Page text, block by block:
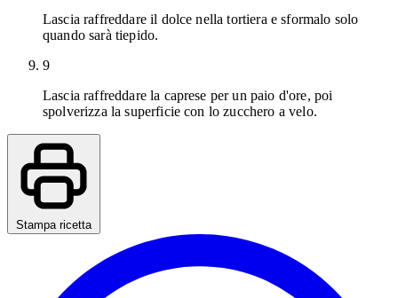
Lascia raffreddare il dolce nella tortiera e sformalo solo
quando sarà tiepido.
9
Lascia raffreddare la caprese per un paio d'ore, poi
spolverizza la superficie con lo zucchero a velo.
Stampa ricetta